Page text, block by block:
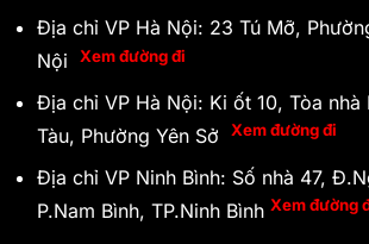
Địa chỉ VP Hà Nội: 23 Tú Mỡ,
Nội
Xem đường đi
Địa chỉ VP Hà Nội: Ki ốt 10, Tòa
Tàu, Phường Yên Sở
Xem đường đi
Địa chỉ VP Ninh Bình: Số nhà 47,
P.Nam Bình, TP.Ninh Bình Xem đường